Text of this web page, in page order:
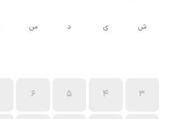
ش ی د س
3
4
5
6